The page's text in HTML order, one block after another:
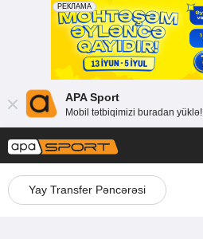
APA Sport
Mobil tətbiqimizi buradan yüklə!
Yay Transfer Pəncərəsi